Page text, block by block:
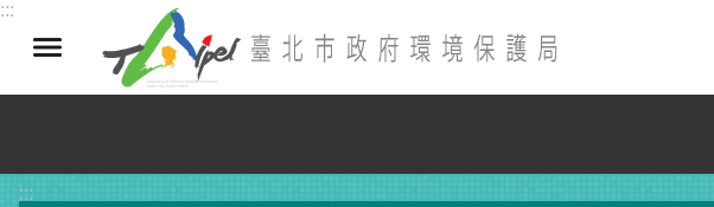
跳到主要內容區塊
:::
:::